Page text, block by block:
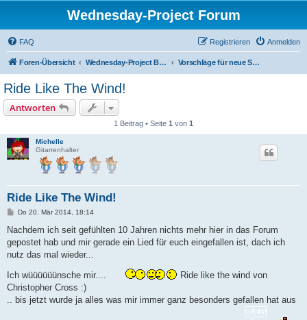
Wednesday-Project Forum
FAQ Anmelden
Registrieren
Foren-Übersicht Wednesday-Project Board - Gästebereich Vorschläge für neue Songs
Ride Like The Wind!
Antworten
1 Beitrag • Seite 1 von 1
Michelle
Gitarrenhalter
Ride Like The Wind!
B
i
r
a
Do 20. Mär 2014, 18:14
Nachdem ich seit gefühlten 10 Jahren nichts mehr hier in das Forum
gepostet hab und mir gerade ein Lied für euch eingefallen ist, dach ich
nutz das mal wieder...
Ich wüüüüüünsche mir....
Ride like the wind von
Christopher Cross :)
.. bis jetzt wurde ja alles was mir immer ganz besonders gefallen hat aus